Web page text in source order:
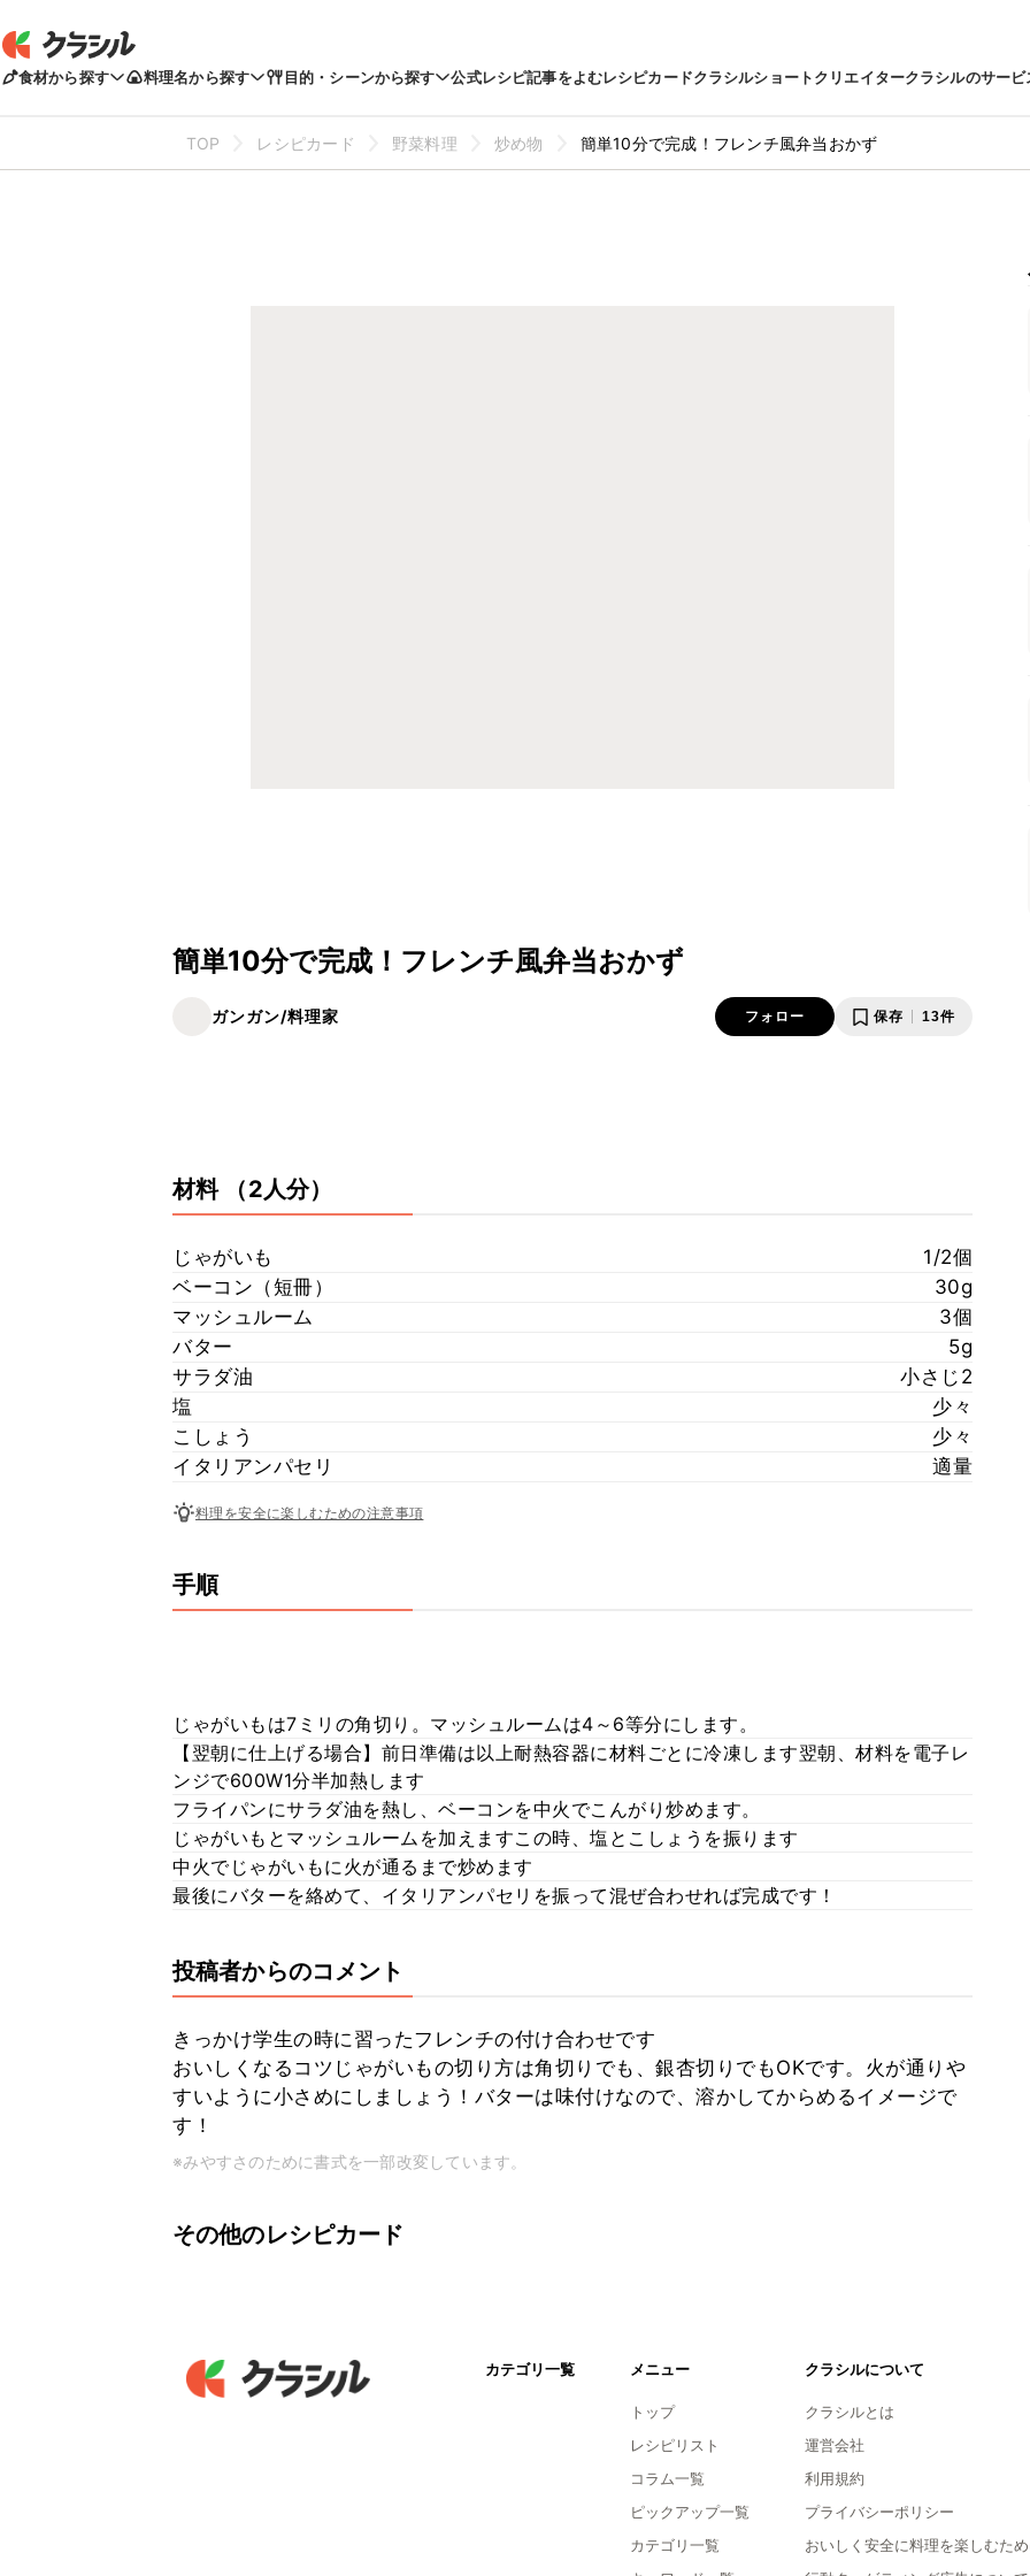
食材から探す 料理名から探す 目的・シーンから探す 公式レシピ記事をよむレシピカードクラシルショートクリエイタークラシルのサービ
TOP レシピカード 野菜料理 炒め物 簡単10分で完成！フレンチ風弁当おかず
簡単10分で完成！フレンチ風弁当おかず
ガンガン/料理家 フォロー 保存 13件
材料 （2人分）
じゃがいも
1/2個
ベーコン（短冊）
30g
マッシュルーム
3個
バター
5g
サラダ油
小さじ2
塩
少々
こしょう
少々
イタリアンパセリ
適量
料理を安全に楽しむための注意事項
手順
じゃがいもは7ミリの角切り。マッシュルームは4～6等分にします。
【翌朝に仕上げる場合】前日準備は以上耐熱容器に材料ごとに冷凍します翌朝、材料を電子レ
ンジで600W1分半加熱します
フライパンにサラダ油を熱し、ベーコンを中火でこんがり炒めます。
じゃがいもとマッシュルームを加えますこの時、塩とこしょうを振ります
中火でじゃがいもに火が通るまで炒めます
最後にバターを絡めて、イタリアンパセリを振って混ぜ合わせれば完成です！
投稿者からのコメント
きっかけ学生の時に習ったフレンチの付け合わせです
おいしくなるコツじゃがいもの切り方は角切りでも、銀杏切りでもOKです。火が通りや
すいように小さめにしましょう！バターは味付けなので、溶かしてからめるイメージで
す！
※みやすさのために書式を一部改変しています。
その他のレシピカード
カテゴリ一覧 メニュー
トップ
レシピリスト
コラム一覧
ピックアップ一覧
カテゴリ一覧
クラシルについて
クラシルとは
運営会社
利用規約
プライバシーポリシー
おいしく安全に料理を楽しむため